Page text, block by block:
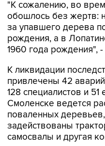
за упавшего дерева
рождения, а в
1960 года рождения", -
К ликвидации
128 специалистов и 51
Смоленске ведется
поваленных
задействованы
самосвалы и другая
По данным МЧС,